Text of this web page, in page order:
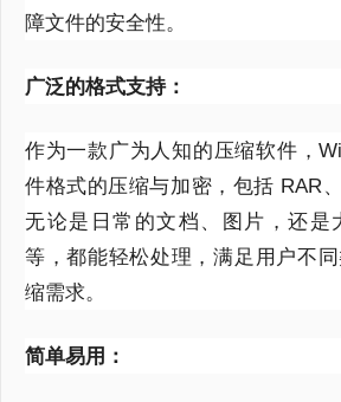
障文件的安全性。
广泛的格式支持：
作为一款广为人知的压缩软件，
件格式的压缩与加密，包括 RAR 、
无论是日常的文档、图片，还是
等，都能轻松处理，满足用户不
缩需求。
简单易用：